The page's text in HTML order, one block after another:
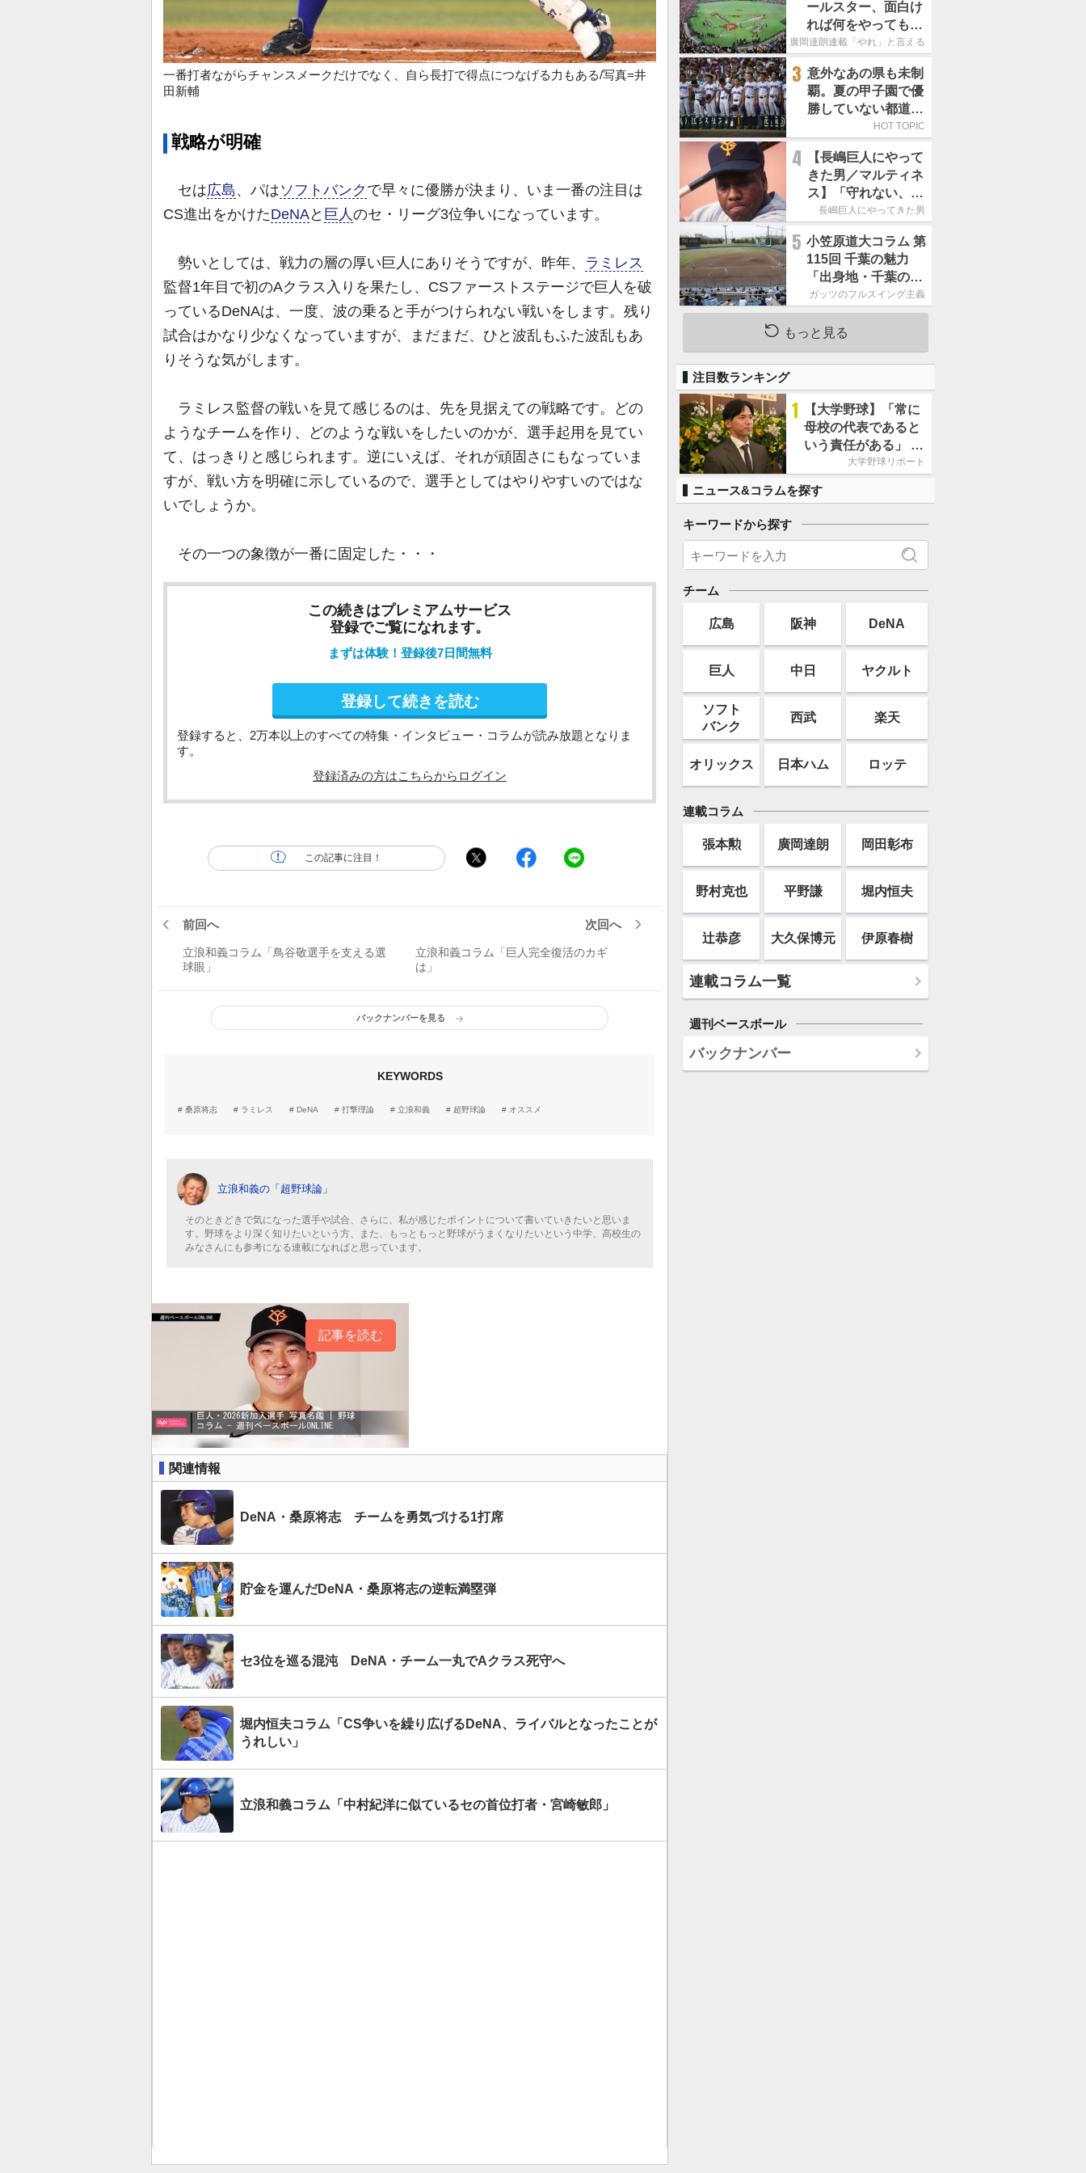
一番打者ながらチャンスメークだけでなく、自ら長打で得点につなげる力もある/写真=井
田新輔
戦略が明確
セは広島 、パはソフトバンク で早々に優勝が決まり、いま一番の注目は
CS進出をかけたDeNAと 巨人 のセ・リーグ3位争いになっています。
勢いとしては、戦力の層の厚い巨人にありそうですが、昨年、 ラミレス
監督1年目で初のAクラス入りを果たし、CSファーストステージで巨人を破
っているDeNAは、一度、波の乗ると手がつけられない戦いをします。残り
試合はかなり少なくなっていますが、まだまだ、ひと波乱もふた波乱もあ
りそうな気がします。
ラミレス監督の戦いを見て感じるのは、先を見据えての戦略です。どの
ようなチームを作り、どのような戦いをしたいのかが、選手起用を見てい
て、はっきりと感じられます。逆にいえば、それが頑固さにもなっていま
すが、戦い方を明確に示しているので、選手としてはやりやすいのではな
いでしょうか。
その一つの象徴が一番に固定した・・・
この続きはプレミアムサービス
登録でご覧になれます。
まずは体験！登録後7日間無料
登録して続きを読む
登録すると、2万本以上のすべての特集・インタビュー・コラムが読み放題となりま
す。
登録済みの方はこちらからログイン
この記事に注目！
前回へ
立浪和義コラム「鳥谷敬選手を支える選
球眼」
次回へ
立浪和義コラム「巨人完全復活のカギ
は」
バックナンバーを見る
KEYWORDS
桑原将志 ラミレス DeNA 打撃理論 立浪和義 超野球論 オススメ
立浪和義の「超野球論」
そのときどきで気になった選手や試合、さらに、私が感じたポイントについて書いていきたいと思いま
す。野球をより深く知りたいという方、また、もっともっと野球がうまくなりたいという中学、高校生の
みなさんにも参考になる連載になればと思っています。
記事を読む
関連情報
DeNA・桑原将志 チームを勇気づける1打席
貯金を運んだDeNA・桑原将志の逆転満塁弾
セ3位を巡る混沌 DeNA・チーム一丸でAクラス死守へ
堀内恒夫コラム「CS争いを繰り広げるDeNA、ライバルとなったことが
うれしい」
立浪和義コラム「中村紀洋に似ているセの首位打者・宮崎敏郎」
ールスター、面白け
れば何をやってもい
いという発想は大間
廣岡達朗連載「やれ」と言える信念
3 意外なあの県も未制
覇。夏の甲子園で優
勝していない都道府
HOT TOPIC
4
【長嶋巨人にやって
きた男／マルティネ
ス】「守れない、走
れない」それでも巨
手放した助っ人の真
価
長嶋巨人にやってきた男
5 小笠原道大コラム 第
115回 千葉の魅力
「出身地・千葉の話
の続き。昔から野球
熱の高い土地柄で
す」
ガッツのフルスイング主義
もっと見る
注目数ランキング
1
【大学野球】「常に
母校の代表であると
いう責任がある」 新
たな世代をけん引す
大学野球リポート
ニュース&コラムを探す
キーワードから探す
チーム
広島 阪神 DeNA
巨人 中日 ヤクルト
ソフト
バンク
西武 楽天
オリックス 日本ハム ロッテ
連載コラム
張本勲 廣岡達朗 岡田彰布
野村克也 平野謙 堀内恒夫
辻恭彦 大久保博元 伊原春樹
連載コラム一覧
週刊ベースボール
バックナンバー